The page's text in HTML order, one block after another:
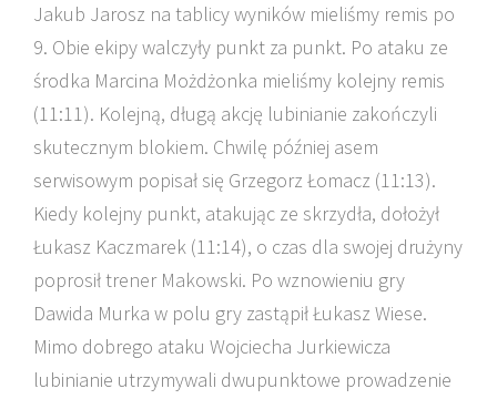
Jakub Jarosz na tablicy wyników mieliśmy remis po
9. Obie ekipy walczyły punkt za punkt. Po ataku ze
środka Marcina Możdżonka mieliśmy kolejny remis
(11:11). Kolejną, długą akcję lubinianie zakończyli
skutecznym blokiem. Chwilę później asem
serwisowym popisał się Grzegorz Łomacz (11:13).
Kiedy kolejny punkt, atakując ze skrzydła, dołożył
Łukasz Kaczmarek (11:14), o czas dla swojej drużyny
poprosił trener Makowski. Po wznowieniu gry
Dawida Murka w polu gry zastąpił Łukasz Wiese.
Mimo dobrego ataku Wojciecha Jurkiewicza
lubinianie utrzymywali dwupunktowe prowadzenie